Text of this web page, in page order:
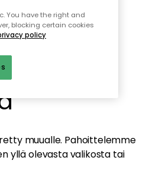
muualle. Pahoittelemme
yllä olevasta valikosta tai
You have the right and
blocking certain cookies
policy